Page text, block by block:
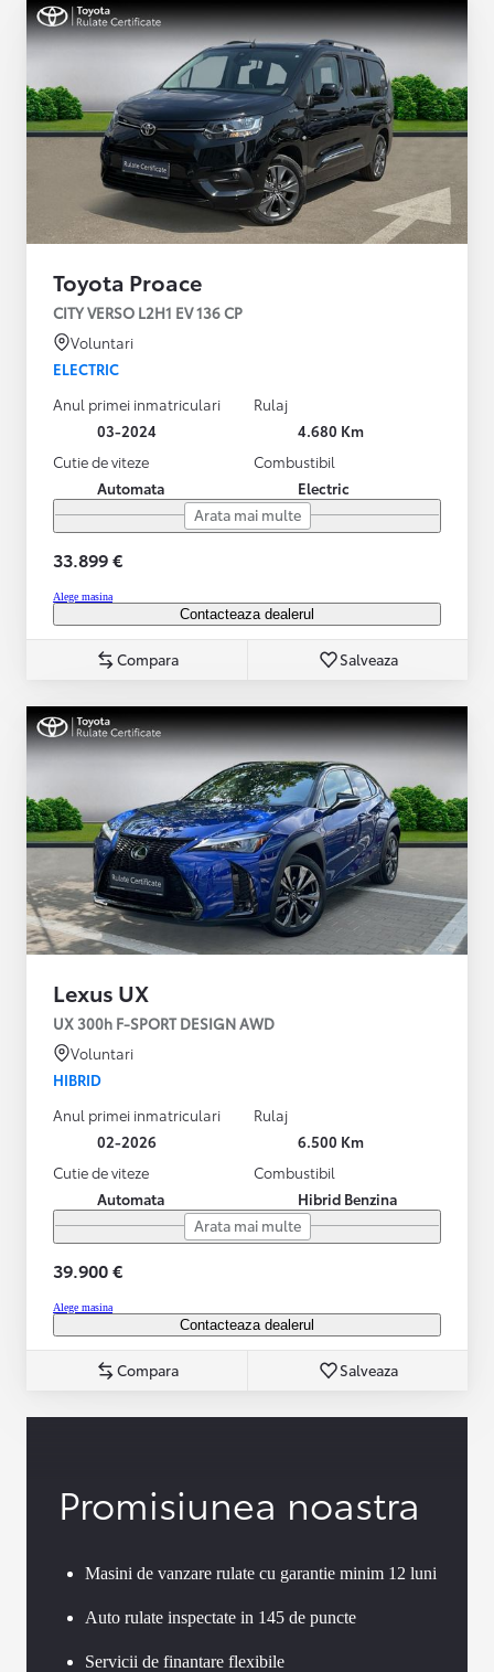
Toyota Proace
CITY VERSO L2H1 EV 136 CP
Voluntari
ELECTRIC
Anul primei inmatriculari
03-2024
Rulaj
4.680 Km
Cutie de viteze
Automata
Combustibil
Electric
Arata mai multe
33.899 €
Alege masina
Contacteaza dealerul
Compara Salveaza
Lexus UX
UX 300h F-SPORT DESIGN AWD
Voluntari
HIBRID
Anul primei inmatriculari
02-2026
Rulaj
6.500 Km
Cutie de viteze
Automata
Combustibil
Hibrid Benzina
Arata mai multe
39.900 €
Alege masina
Contacteaza dealerul
Compara Salveaza
Promisiunea noastra
Masini de vanzare rulate cu garantie minim 12 luni
Auto rulate inspectate in 145 de puncte
Servicii de finantare flexibile